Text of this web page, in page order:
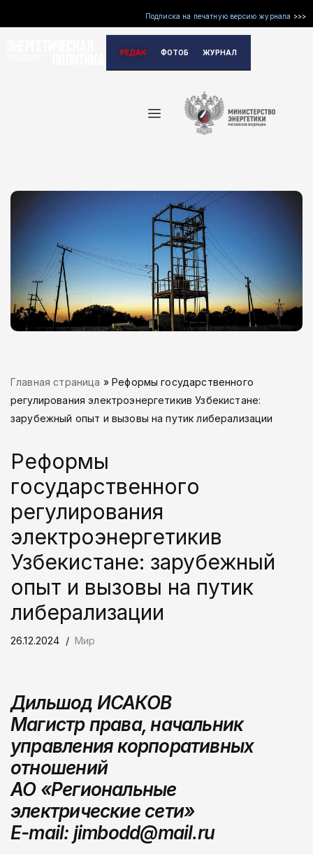
Подписка на печатную версию журнала >>>
РЕДАКЦИЯФОТОБАНКЖУРНАЛ
Главная страница »Реформы государственного
регулирования электроэнергетикив Узбекистане:
зарубежный опыт и вызовы на путик либерализации
Реформы
государственного
регулирования
электроэнергетикив
Узбекистане: зарубежный
опыт и вызовы на путик
либерализации
26.12.2024 Мир
Дильшод ИСАКОВ
Магистр права, начальник
управления корпоративных
отношений
АО «Региональные
электрические сети»
E-mail: jimbodd@mail.ru